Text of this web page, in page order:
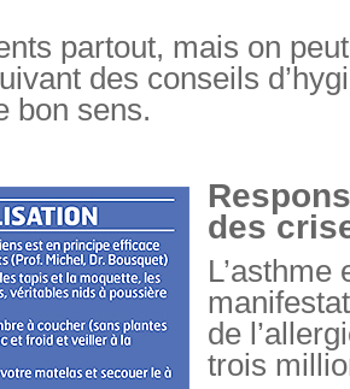
partout, mais on
des conseils
bon sens.
des
L’asthme
de
trois